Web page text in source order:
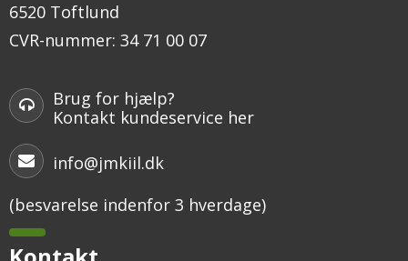
6520 Toftlund
CVR-nummer: 34 71 00 07
Brug for hjælp?
Kontakt kundeservice her
info@jmkiil.dk
(besvarelse indenfor 3 hverdage)